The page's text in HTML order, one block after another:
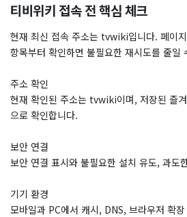
티비위키 접속 전 핵심 체크
현재 최신 접속 주소는 tvwiki입니다. 페이
항목부터 확인하면 불필요한 재시도를 줄일
주소 확인
현재 확인된 주소는 tvwiki이며, 저장된 즐
으로 확인합니다.
보안 연결
보안 연결 표시와 불필요한 설치 유도, 과도
기기 환경
모바일과 PC에서 캐시, DNS, 브라우저 확